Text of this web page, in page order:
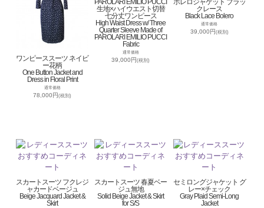
ワンピーススーツ ネイビ
ー花柄
One Button Jacket and
Dress in Floral Print
通常価格
78,000円(税別)
生地×ハイウエスト切替
七分丈ワンピース
High Waist Dress w/ Three
Quarter Sleeve Made of
PAROLARI EMILIO PUCCI
Fabric
通常価格
39,000円(税別)
クレース
Black Lace Bolero
通常価格
39,000円(税別)
スカートスーツ フクレジ
ャカードベージュ
Beige Jacquard Jacket &
Skirt
スカートスーツ 春夏ベー
ジュ無地
Solid Beige Jacket & Skirt
for S/S
セミロングジャケット グ
レー×チェック
Gray Plaid Semi-Long
Jacket